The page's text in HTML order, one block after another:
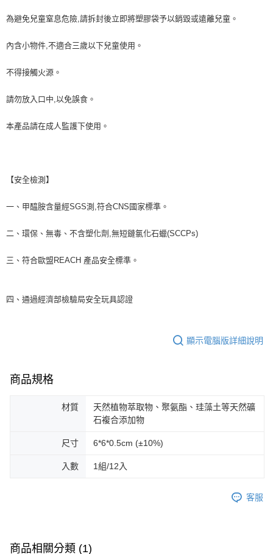
為避免兒童窒息危險,請拆封後立即將塑膠袋予以銷毀或遠離兒童。
內含小物件,不適合三歲以下兒童使用。
不得接觸火源。
請勿放入口中,以免誤食。
本產品請在成人監護下使用。
【安全檢測】
一、甲醯胺含量經SGS測,符合CNS國家標準。
二、環保、無毒、不含塑化劑,無短鏈氯化石蠟(SCCPs)
三、符合歐盟REACH 產品安全標準。
四、通過經濟部檢驗局安全玩具認證
顯示電腦版詳細說明
商品規格
材質
天然植物萃取物、聚氨酯、珪藻土等天然礦
石複合添加物
尺寸 6*6*0.5cm (±10%)
入數 1組/12入
客服
商品相關分類 (1)